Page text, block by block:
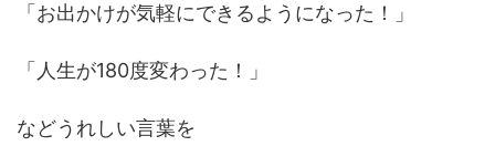
「お出かけが気軽にできるようになった！」
「人生が180度変わった！」
などうれしい言葉を